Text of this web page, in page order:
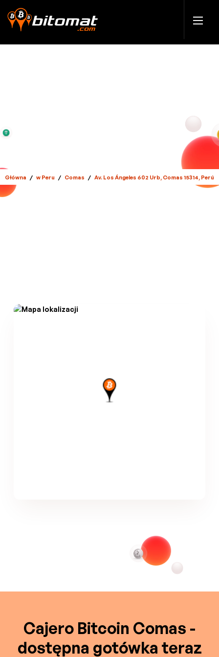
Główna / w Peru / Comas / Av. Los Ángeles 602 Urb, Comas 15314, Perú
Cajero Bitcoin Comas -
dostępna gotówka teraz